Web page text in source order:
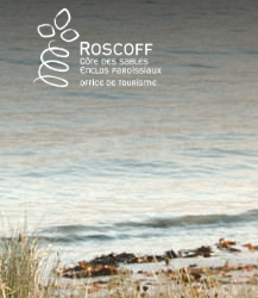
Cookies management panel